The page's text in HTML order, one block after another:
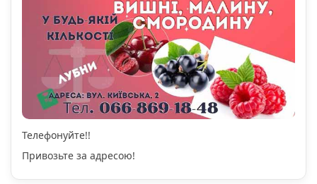
Телефонуйте!!
Привозьте за адресою!